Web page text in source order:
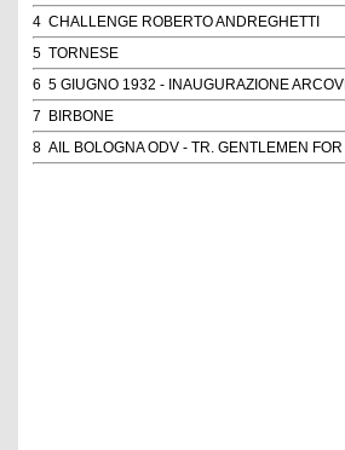
4 CHALLENGE ROBERTO ANDREGHETTI
5 TORNESE
6 5 GIUGNO 1932 - INAUGURAZIONE
7
BIRBONE
8 AIL BOLOGNA ODV - TR. GENTLEMEN